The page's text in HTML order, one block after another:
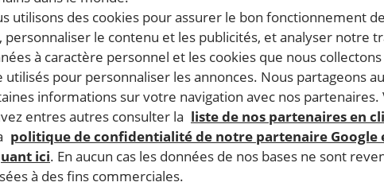
SIGNEZ LA PÉTITION
Madame Florence Parly, ministre
Il est temps d'enquêter sur les centaines
utilisons des cookies pour assurer le bon fonctionnement
personnaliser le contenu et les publicités, et analyser notre
à caractère personnel et les cookies que nous
utilisés pour personnaliser les annonces. Nous partageons
informations sur votre navigation avec nos partenaires.
entres autres consulter la liste de nos partenaires en
politique de confidentialité de notre partenaire Google
ici. En aucun cas les données de nos bases ne sont
à des fins commerciales.